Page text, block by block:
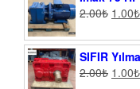
2.00₺ 1.00₺
SIFIR
2.00₺ 1.00₺